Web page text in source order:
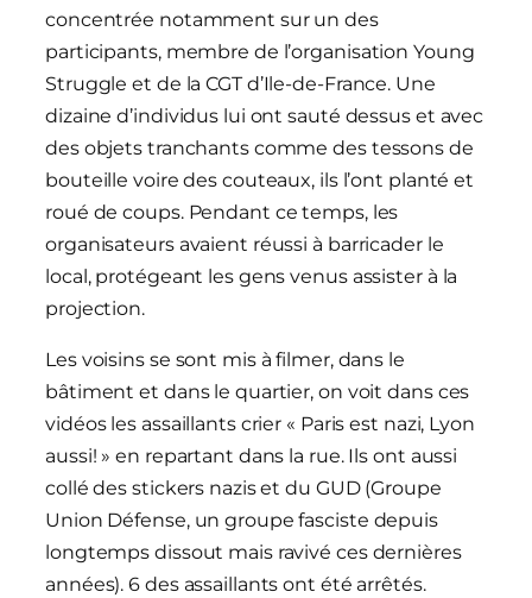
concentrée notamment sur un des
participants, membre de l’organisation Young
Struggle et de la CGT d’Ile-de-France. Une
dizaine d’individus lui ont sauté dessus et avec
des objets tranchants comme des tessons de
bouteille voire des couteaux, ils l’ont planté et
roué de coups. Pendant ce temps, les
organisateurs avaient réussi à barricader le
local, protégeant les gens venus assister à la
projection.
Les voisins se sont mis à filmer, dans le
bâtiment et dans le quartier, on voit dans ces
vidéos les assaillants crier « Paris est nazi, Lyon
aussi! » en repartant dans la rue. Ils ont aussi
collé des stickers nazis et du GUD (Groupe
Union Défense, un groupe fasciste depuis
longtemps dissout mais ravivé ces dernières
années). 6 des assaillants ont été arrêtés.